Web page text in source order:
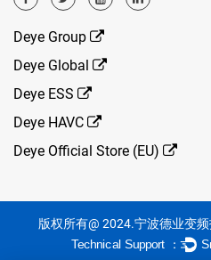
Deye Group
Deye Global
Deye ESS
Deye HAVC
Deye Official Store (EU)
版权所有@ 2024.宁波德业变
Technical Support ：